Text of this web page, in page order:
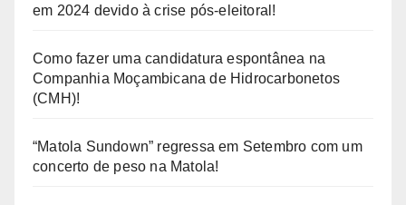
em 2024 devido à crise pós-eleitoral!
Como fazer uma candidatura espontânea na
Companhia Moçambicana de Hidrocarbonetos
(CMH)!
“Matola Sundown” regressa em Setembro com um
concerto de peso na Matola!